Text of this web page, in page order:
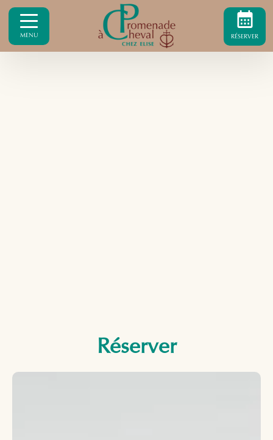
RÉSERVER
MENU
Réserver